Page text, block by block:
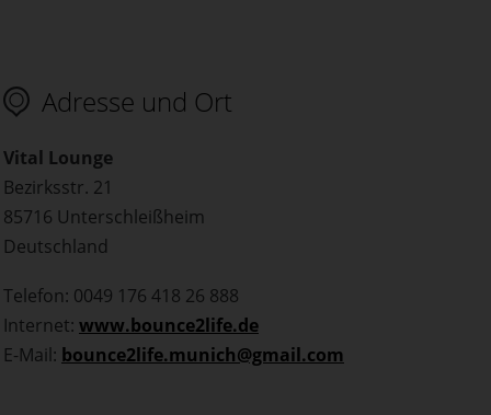
Adresse und Ort
Vital Lounge
Bezirksstr. 21
85716 Unterschleißheim
Deutschland
Telefon: 0049 176 418 26 888
Internet: www.bounce2life.de
E-Mail: bounce2life.munich@gmail.com